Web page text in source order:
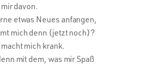
davon.
etwas Neues anfangen,
mich denn (jetzt noch)?
mich krank.
mit dem, was mir Spaß